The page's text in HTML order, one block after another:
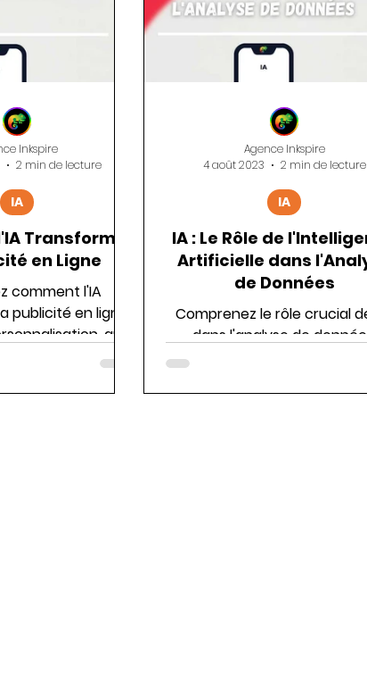
Transforme
en Ligne
comment l'IA
publicité en ligne
au
à l'analyse
IA
Inkspire
2 min de lecture
IA : Le Rôle de
Artificielle dans
de Données
Comprenez le rôle crucial de
dans l'analyse de
IA
Agence Inkspire
4 août 2023
2 min de lecture